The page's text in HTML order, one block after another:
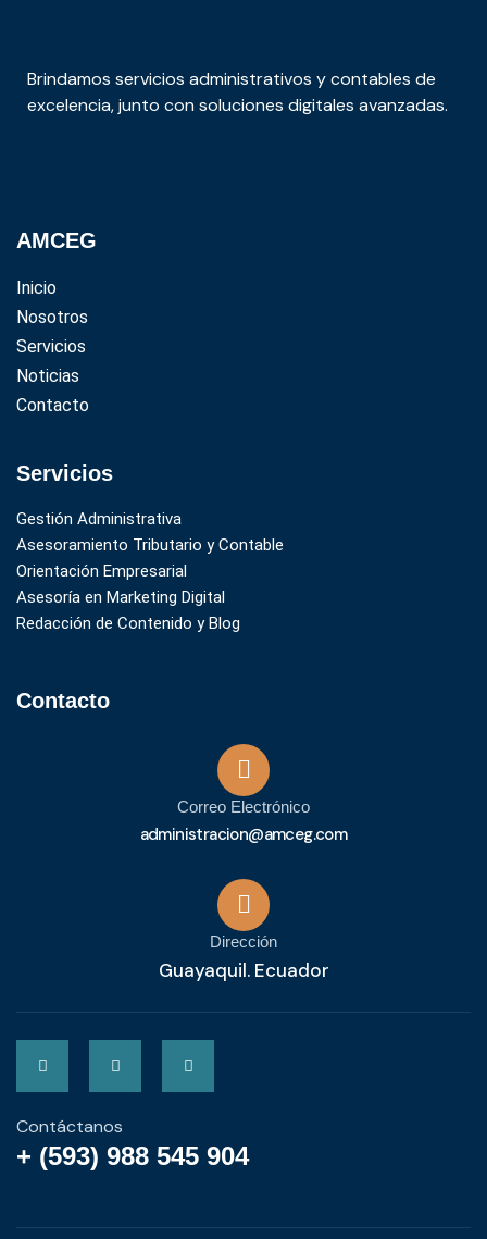
Brindamos servicios administrativos y contables de
excelencia, junto con soluciones digitales avanzadas.
AMCEG
Inicio
Nosotros
Servicios
Noticias
Contacto
Servicios
Gestión Administrativa
Asesoramiento Tributario y Contable
Orientación Empresarial
Asesoría en Marketing Digital
Redacción de Contenido y Blog
Contacto
Correo Electrónico
administracion@amceg.com
Dirección
Guayaquil. Ecuador
Contáctanos
+ (593) 988 545 904